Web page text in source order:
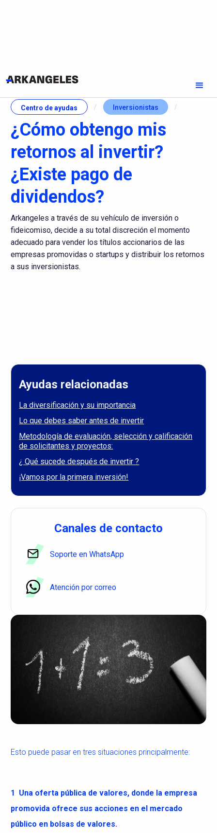
Centro de ayudas / Inversionistas /
¿Cómo obtengo mis
retornos al invertir?
¿Existe pago de
dividendos?
Arkangeles a través de su vehículo de inversión o
fideicomiso, decide a su total discreción el momento
adecuado para vender los títulos accionarios de las
empresas promovidas o startups y distribuir los retornos
a sus inversionistas.
Esto puede pasar en tres situaciones principalmente:
1 Una oferta pública de valores, donde la empresa
promovida ofrece sus acciones en el mercado
público en bolsas de valores.
Ayudas relacionadas
La diversificación y su importancia
Lo que debes saber antes de invertir
Metodología de evaluación, selección y calificación
de solicitantes y proyectos:
¿ Qué sucede después de invertir ?
¡Vamos por la primera inversión!
Canales de contacto
Soporte en WhatsApp
Atención por correo